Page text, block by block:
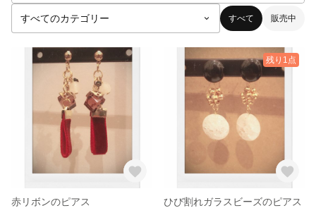
すべて 販売中
赤リボンのピアス
残り1点
ひび割れガラスビーズのピアス